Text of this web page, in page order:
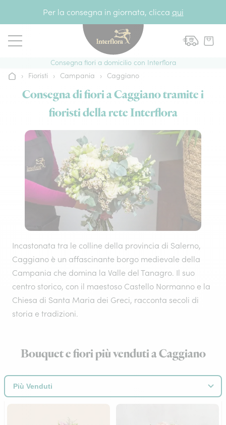
Per la consegna in giornata, clicca qui
Consegna fiori a domicilio con Interflora
Home› Fioristi › Campania › Caggiano
Consegna di fiori a Caggiano tramite i
fioristi della rete Interflora
Incastonata tra le colline della provincia di Salerno,
Caggiano è un affascinante borgo medievale della
Campania che domina la Valle del Tanagro. Il suo
centro storico, con il maestoso Castello Normanno e la
Chiesa di Santa Maria dei Greci, racconta secoli di
storia e tradizioni.
Bouquet e fiori più venduti a Caggiano